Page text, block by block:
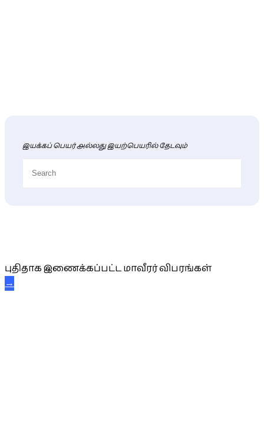
இயக்கப் பெயர் அல்லது இயற்பெயரில் தேடவும்
புதிதாக இணைக்கப்பட்ட மாவீரர் விபரங்கள்
→